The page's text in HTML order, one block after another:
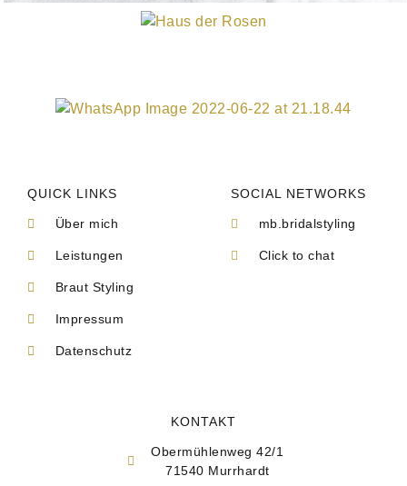
KONTAKT
Obermühlenweg 42/1
71540 Murrhardt
SOCIAL NETWORKS
mb.bridalstyling
Click to chat
QUICK LINKS
Über mich
Leistungen
Braut Styling
Impressum
Datenschutz